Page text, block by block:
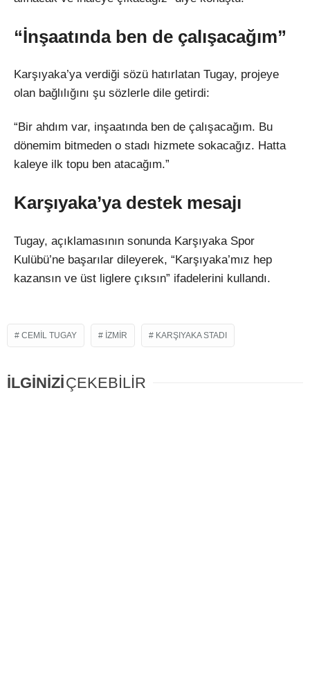
“İnşaatında ben de çalışacağım”
Karşıyaka’ya verdiği sözü hatırlatan Tugay, projeye
olan bağlılığını şu sözlerle dile getirdi:
“Bir ahdım var, inşaatında ben de çalışacağım. Bu
dönemim bitmeden o stadı hizmete sokacağız. Hatta
kaleye ilk topu ben atacağım.”
Karşıyaka’ya destek mesajı
Tugay, açıklamasının sonunda Karşıyaka Spor
Kulübü’ne başarılar dileyerek, “Karşıyaka’mız hep
kazansın ve üst liglere çıksın” ifadelerini kullandı.
CEMIL TUGAY IZMIR KARŞIYAKA STADI
İLGİNİZİÇEKEBİLİR